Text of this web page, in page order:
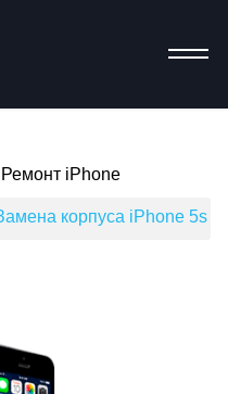
Ремонт iPhone
корпуса iPhone 5s